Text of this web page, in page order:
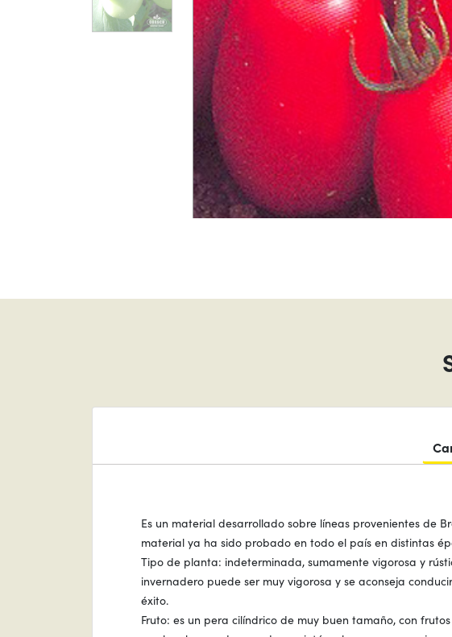
Es un material desarrollado sobre líneas provenientes de
material ya ha sido probado en todo el país en distintas
Tipo de planta: indeterminada, sumamente vigorosa y
invernadero puede ser muy vigorosa y se aconseja
éxito.
Fruto: es un pera cilíndrico de muy buen tamaño, con